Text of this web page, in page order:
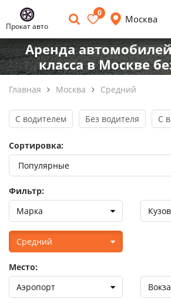
Прокат авто
0
Москва
Аренда
класса в Москве
Главная Москва Средний
С водителем Без водителя С
Сортировка:
Фильтр:
Марка
Кузов
Средний
Место:
Аэропорт